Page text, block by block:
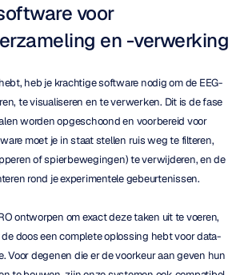
voor
en -verwerking
heb je krachtige software nodig om de EEG-
te visualiseren en te verwerken. Dit is de fase
worden opgeschoond en voorbereid voor
moet je in staat stellen ruis weg te filteren,
of spierbewegingen) te verwijderen, en de
rond je experimentele gebeurtenissen.
ontworpen om exact deze taken uit te voeren,
doos een complete oplossing hebt voor data-
Voor degenen die er de voorkeur aan geven hun